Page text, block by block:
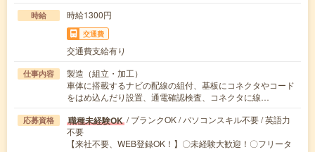
時給 時給1300円
交通費
交通費支給有り
仕事内容
製造（組立・加工）
車体に搭載するナビの配線の組付、基板にコネクタやコード
をはめ込んだり設置、通電確認検査、コネクタに線…
応募資格 職種未経験OK / ブランクOK / パソコンスキル不要 / 英語力
不要
【来社不要、WEB登録OK！】〇未経験大歓迎！〇フリータ